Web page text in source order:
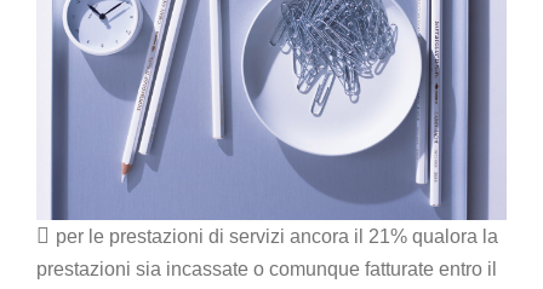
 per le prestazioni di servizi ancora il 21% qualora la
prestazioni sia incassate o comunque fatturate entro il